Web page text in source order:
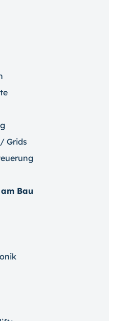
Grids
Bau